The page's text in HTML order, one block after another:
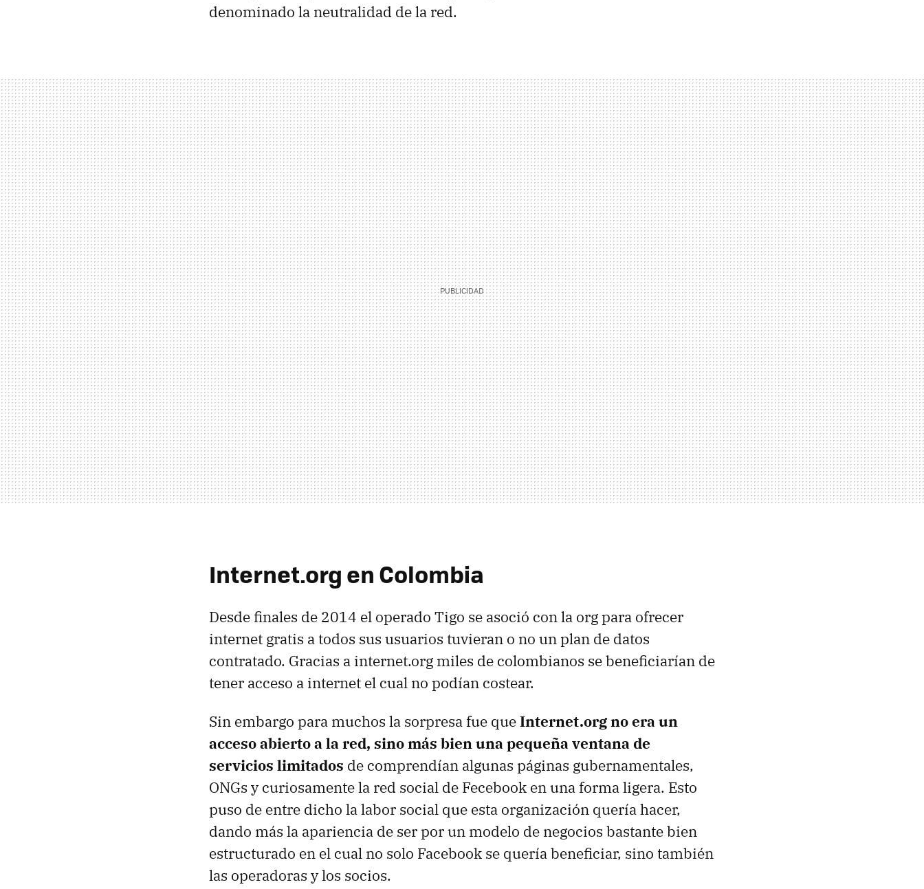
denominado la neutralidad de la red.
Internet.org en Colombia
Desde finales de 2014 el operado Tigo se asoció con la org para ofrecer
internet gratis a todos sus usuarios tuvieran o no un plan de datos
contratado. Gracias a internet.org miles de colombianos se beneficiarían de
tener acceso a internet el cual no podían costear.
Sin embargo para muchos la sorpresa fue queInternet.org no era un
acceso abierto a la red, sino más bien una pequeña ventana de
servicios limitados de comprendían algunas páginas gubernamentales,
ONGs y curiosamente la red social de Fecebook en una forma ligera. Esto
puso de entre dicho la labor social que esta organización quería hacer,
dando más la apariencia de ser por un modelo de negocios bastante bien
estructurado en el cual no solo Facebook se quería beneficiar, sino también
las operadoras y los socios.